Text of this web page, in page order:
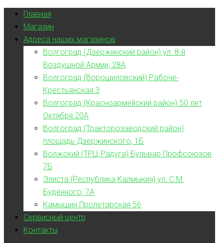
Главная
Магазин
Адреса наших магазинов
Волгоград (Дзержинский район) ул. 8-й
Воздушной Армии, 28А
Волгоград (Ворошиловский) Рабоче-
Крестьянская 3
Волгоград (Красноармейский район) 50 лет
Октября 20А
Волгоград (Тракторозаводский район)
площадь Дзержинского, 1Б
Волжский (ТРЦ Радуга) Бульвар Профсоюзов
7Б
Элиста (Республика Калмыкия) ул. С.М.
Будённого, 7А
Камышин Пролетарская 56
Сервисный центр
Контакты